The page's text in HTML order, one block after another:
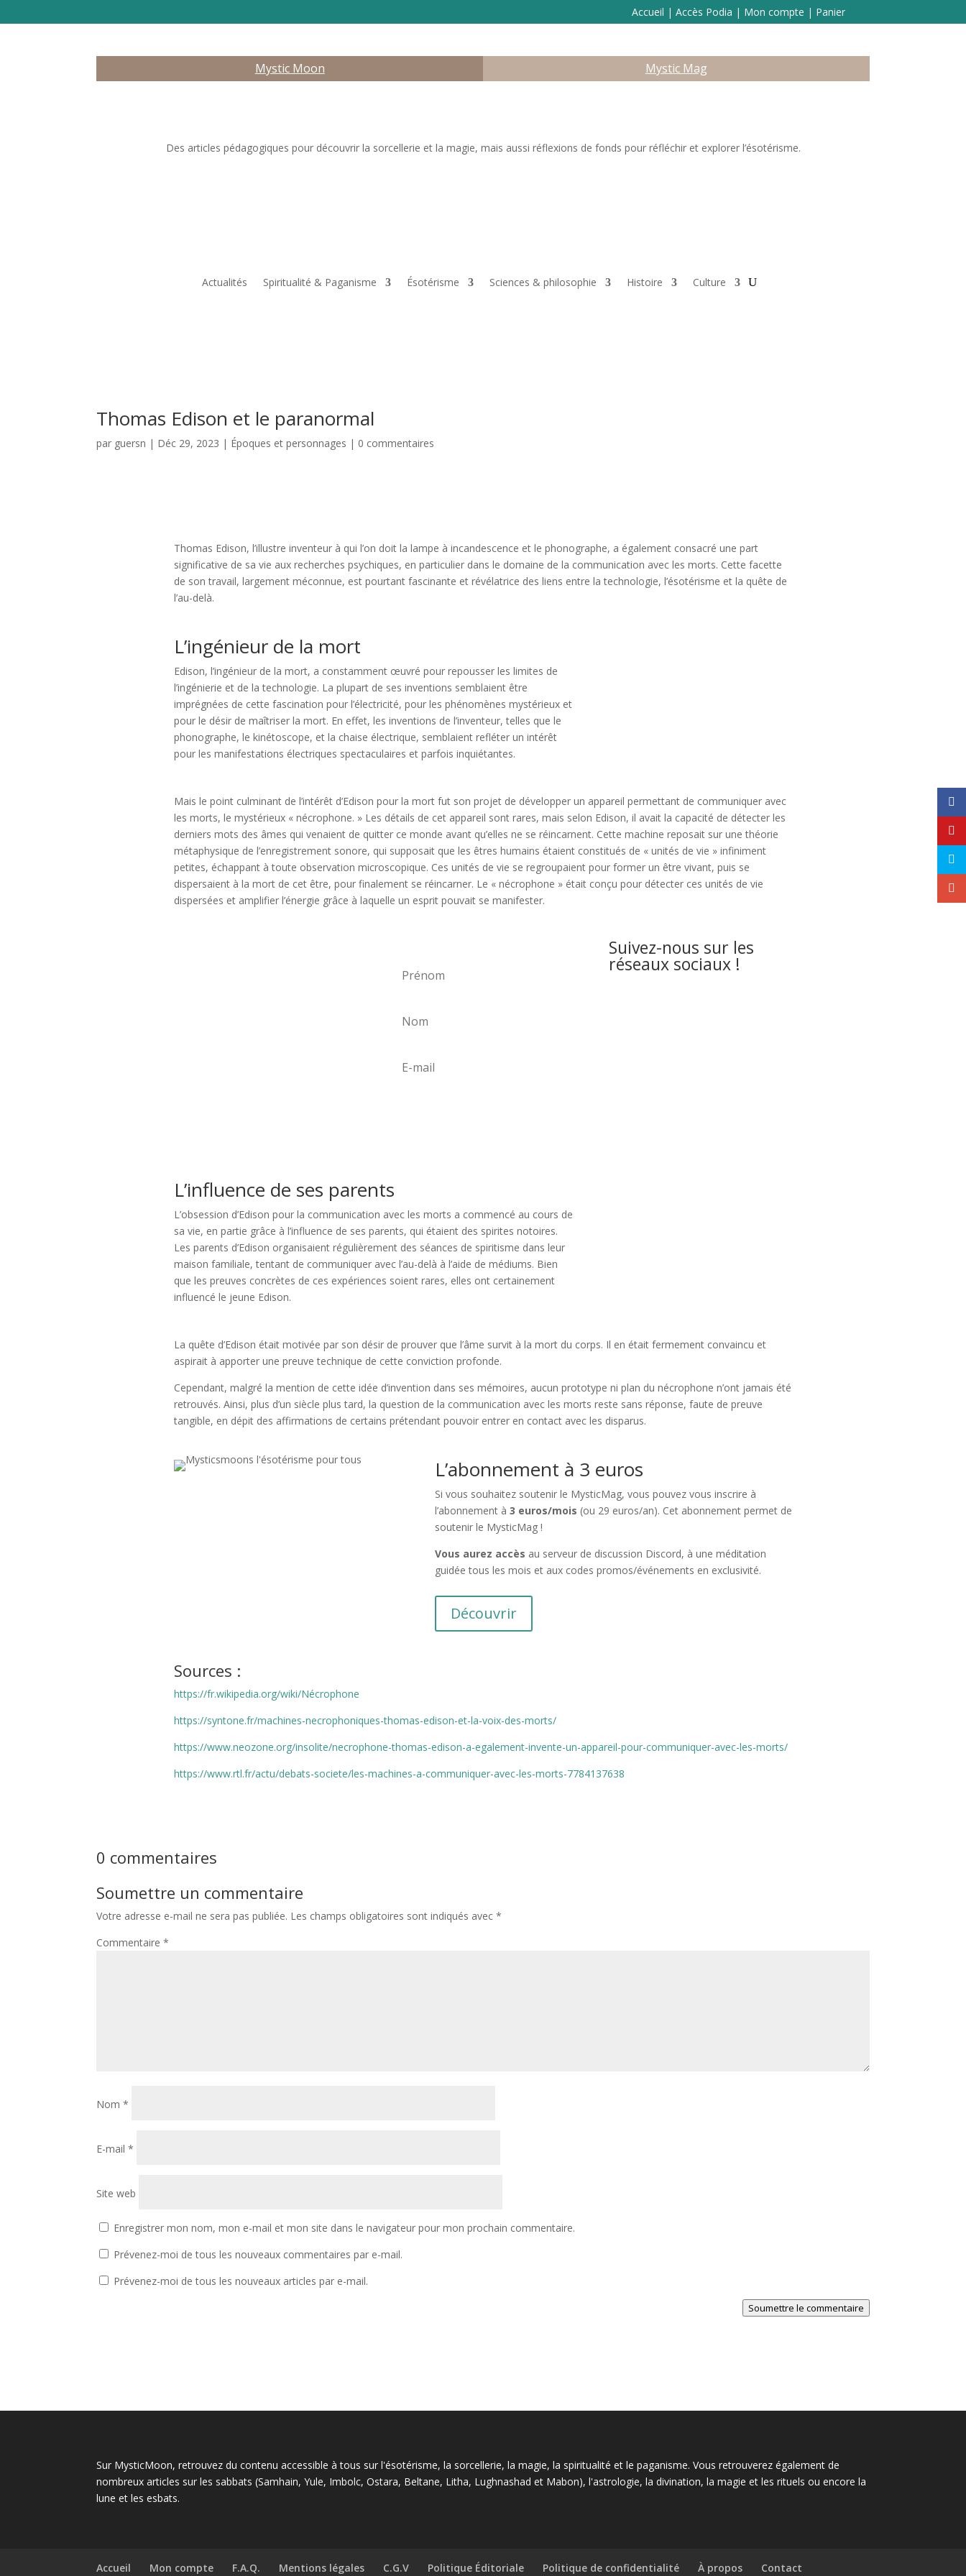
Accueil | Accès Podia | Mon compte | Panier
Mystic Moon Mystic Mag
Des articles pédagogiques pour découvrir la sorcellerie et la magie, mais aussi réflexions de fonds pour réfléchir et explorer l’ésotérisme.
Actualités Spiritualité & Paganisme Ésotérisme Sciences & philosophie Histoire Culture
Thomas Edison et le paranormal
par guersn | Déc 29, 2023 | Époques et personnages | 0 commentaires
Thomas Edison, l’illustre inventeur à qui l’on doit la lampe à incandescence et le phonographe, a également consacré une part
significative de sa vie aux recherches psychiques, en particulier dans le domaine de la communication avec les morts. Cette facette
de son travail, largement méconnue, est pourtant fascinante et révélatrice des liens entre la technologie, l’ésotérisme et la quête de
l’au-delà.
L’ingénieur de la mort
Edison, l’ingénieur de la mort, a constamment œuvré pour repousser les limites de
l’ingénierie et de la technologie. La plupart de ses inventions semblaient être
imprégnées de cette fascination pour l’électricité, pour les phénomènes mystérieux et
pour le désir de maîtriser la mort. En effet, les inventions de l’inventeur, telles que le
phonographe, le kinétoscope, et la chaise électrique, semblaient refléter un intérêt
pour les manifestations électriques spectaculaires et parfois inquiétantes.
Mais le point culminant de l’intérêt d’Edison pour la mort fut son projet de développer un appareil permettant de communiquer avec
les morts, le mystérieux « nécrophone. » Les détails de cet appareil sont rares, mais selon Edison, il avait la capacité de détecter les
derniers mots des âmes qui venaient de quitter ce monde avant qu’elles ne se réincarnent. Cette machine reposait sur une théorie
métaphysique de l’enregistrement sonore, qui supposait que les êtres humains étaient constitués de « unités de vie » infiniment
petites, échappant à toute observation microscopique. Ces unités de vie se regroupaient pour former un être vivant, puis se
dispersaient à la mort de cet être, pour finalement se réincarner. Le « nécrophone » était conçu pour détecter ces unités de vie
dispersées et amplifier l’énergie grâce à laquelle un esprit pouvait se manifester.
Suivez-nous sur les
réseaux sociaux !
L’influence de ses parents
L’obsession d’Edison pour la communication avec les morts a commencé au cours de
sa vie, en partie grâce à l’influence de ses parents, qui étaient des spirites notoires.
Les parents d’Edison organisaient régulièrement des séances de spiritisme dans leur
maison familiale, tentant de communiquer avec l’au-delà à l’aide de médiums. Bien
que les preuves concrètes de ces expériences soient rares, elles ont certainement
influencé le jeune Edison.
La quête d’Edison était motivée par son désir de prouver que l’âme survit à la mort du corps. Il en était fermement convaincu et
aspirait à apporter une preuve technique de cette conviction profonde.
Cependant, malgré la mention de cette idée d’invention dans ses mémoires, aucun prototype ni plan du nécrophone n’ont jamais été
retrouvés. Ainsi, plus d’un siècle plus tard, la question de la communication avec les morts reste sans réponse, faute de preuve
tangible, en dépit des affirmations de certains prétendant pouvoir entrer en contact avec les disparus.
L’abonnement à 3 euros
Si vous souhaitez soutenir le MysticMag, vous pouvez vous inscrire à
l’abonnement à 3 euros/mois (ou 29 euros/an). Cet abonnement permet de
soutenir le MysticMag !
Vous aurez accès au serveur de discussion Discord, à une méditation
guidée tous les mois et aux codes promos/événements en exclusivité.
Découvrir
Sources :
https://fr.wikipedia.org/wiki/Nécrophone
https://syntone.fr/machines-necrophoniques-thomas-edison-et-la-voix-des-morts/
https://www.neozone.org/insolite/necrophone-thomas-edison-a-egalement-invente-un-appareil-pour-communiquer-avec-les-morts/
https://www.rtl.fr/actu/debats-societe/les-machines-a-communiquer-avec-les-morts-7784137638
0 commentaires
Soumettre un commentaire
Votre adresse e-mail ne sera pas publiée. Les champs obligatoires sont indiqués avec*
Commentaire*
Nom*
E-mail*
Site web
Enregistrer mon nom, mon e-mail et mon site dans le navigateur pour mon prochain commentaire.
Prévenez-moi de tous les nouveaux commentaires par e-mail.
Prévenez-moi de tous les nouveaux articles par e-mail.
Soumettre le commentaire
Sur MysticMoon, retrouvez du contenu accessible à tous sur l'ésotérisme, la sorcellerie, la magie, la spiritualité et le paganisme. Vous retrouverez également de
nombreux articles sur les sabbats (Samhain, Yule, Imbolc, Ostara, Beltane, Litha, Lughnashad et Mabon), l'astrologie, la divination, la magie et les rituels ou encore la
lune et les esbats.
Accueil Mon compte F.A.Q. Mentions légales C.G.V Politique Éditoriale Politique de confidentialité À propos Contact